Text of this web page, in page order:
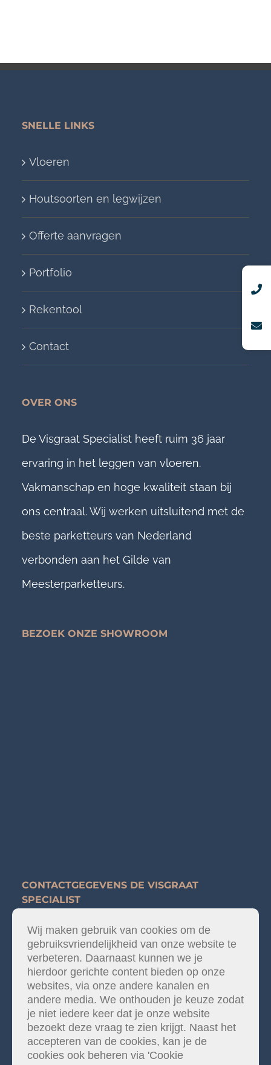
SNELLE LINKS
Vloeren
Houtsoorten en legwijzen
Offerte aanvragen
Portfolio
Rekentool
Contact
OVER ONS
De Visgraat Specialist heeft ruim 36 jaar
ervaring in het leggen van vloeren.
Vakmanschap en hoge kwaliteit staan bij
ons centraal. Wij werken uitsluitend met de
beste parketteurs van Nederland
verbonden aan het Gilde van
Meesterparketteurs.
BEZOEK ONZE SHOWROOM
CONTACTGEGEVENS DE VISGRAAT
SPECIALIST
De Visgraat Specialist Kamerlingh Onneslaan 21
3401 MZ IJsselstein
030-2074333
info@devisgraatspecialist.nl
KvK-nummer: 89721934 te Utrecht
Wij maken gebruik van cookies om de
gebruiks­­vriendelijkheid van onze website te
verbeteren. Daarnaast kunnen we je
hierdoor gerichte content bieden op onze
websites, via onze andere kanalen en
andere media. We onthouden je keuze zodat
je niet iedere keer dat je onze website
bezoekt deze vraag te zien krijgt. Naast het
accepteren van de cookies, kan je de
cookies ook beheren via 'Cookie